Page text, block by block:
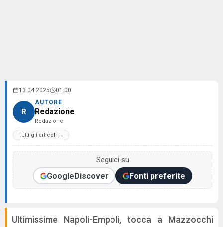
13.04.2025 01:00
R
AUTORE
Redazione
Redazione
Tutti gli articoli →
Seguici su
GoogleDiscover Fonti preferite
Ultimissime Napoli-Empoli, tocca a Mazzocchi